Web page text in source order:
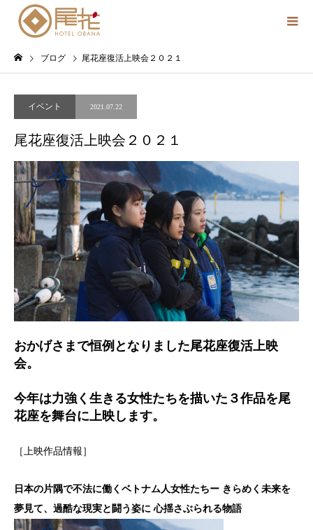
ブログ 尾花座復活上映会２０２１
イベント 2021.07.22
尾花座復活上映会２０２１
おかげさまで恒例となりました尾花座復活上映
会。
今年は力強く生きる女性たちを描いた３作品を尾
花座を舞台に上映します。
［上映作品情報］
日本の片隅で不法に働くベトナム人女性たちー きらめく未来を
夢見て、過酷な現実と闘う姿に 心揺さぶられる物語